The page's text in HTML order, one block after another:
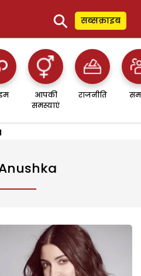
⚲ सब्सक्राइब
आपकी
समस्याएं
राजनीति